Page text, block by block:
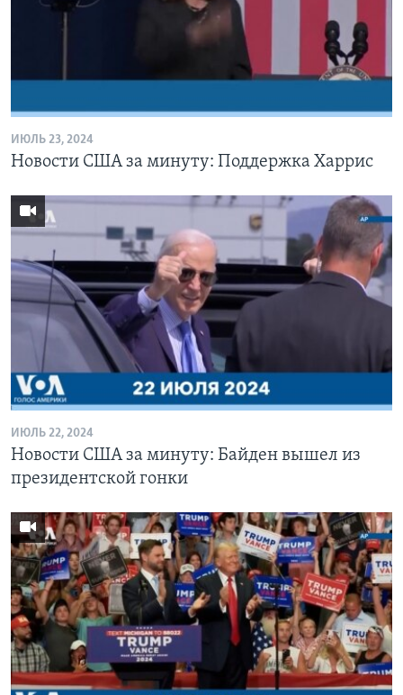
ИЮЛЬ 23, 2024
Новости США за минуту: Поддержка Харрис
ИЮЛЬ 22, 2024
Новости США за минуту: Байден вышел из
президентской гонки